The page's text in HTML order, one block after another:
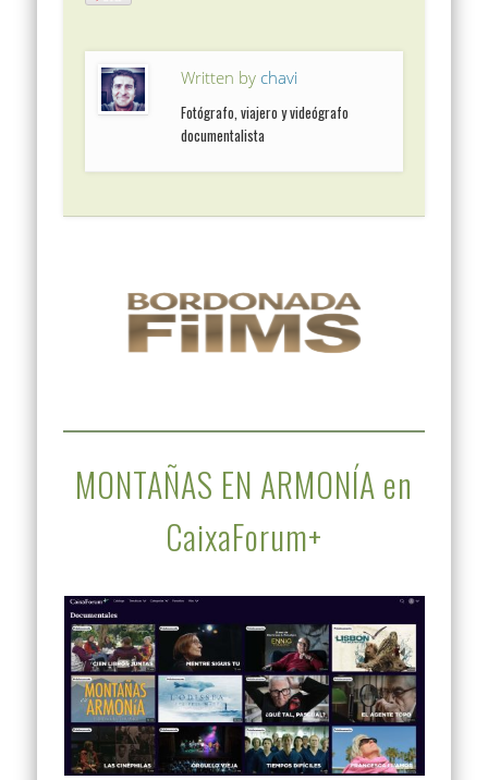
Written by chavi
Fotógrafo, viajero y videógrafo
documentalista
MONTAÑAS EN ARMONÍA en
CaixaForum+